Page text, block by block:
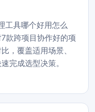
工具哪个好用怎么
款跨项目协作好的项
，覆盖适用场景、
完成选型决策。